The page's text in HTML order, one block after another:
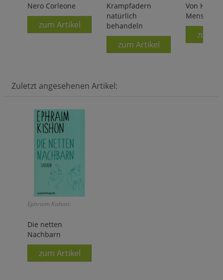
Nero Corleone
zum Artikel
Krampfadern
natürlich
behandeln
zum Artikel
Von
Menschen
zum
Zuletzt angesehenen Artikel:
Ephraim Kishon:
Die netten
Nachbarn
zum Artikel